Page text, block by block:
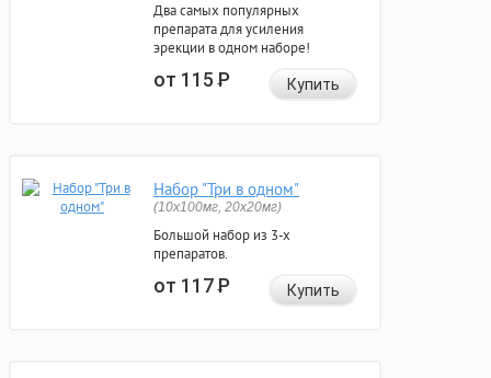
Два самых популярных
препарата для усиления
эрекции в одном наборе!
от 115Р Купить
Набор "Три в одном"
(10x100мг, 20x20мг)
Большой набор из 3-х
препаратов.
от 117Р Купить